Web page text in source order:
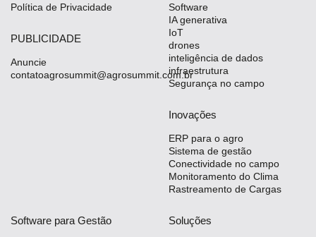
Política de Privacidade
PUBLICIDADE
Anuncie
contatoagrosummit@agrosummit.com.br
Software
IA generativa
IoT
drones
inteligência de dados
infraestrutura
Segurança no campo
Inovações
ERP para o agro
Sistema de gestão
Conectividade no campo
Monitoramento do Clima
Rastreamento de Cargas
Software para Gestão Soluções